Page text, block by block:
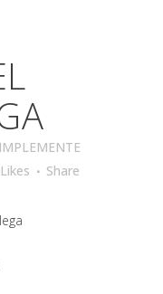
Likes Share